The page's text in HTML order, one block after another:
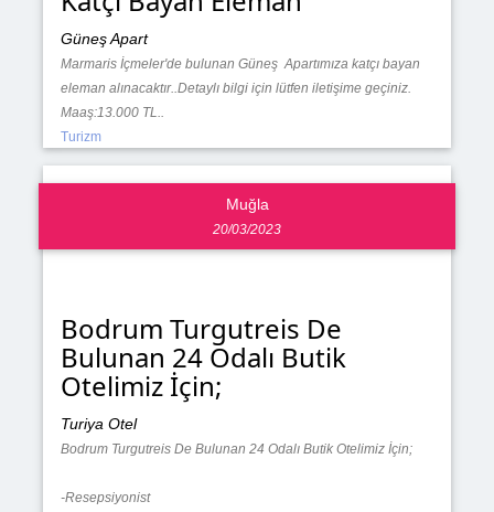
Güneş Apart
Marmaris İçmeler'de bulunan Güneş Apartımıza katçı bayan
eleman alınacaktır..Detaylı bilgi için lütfen iletişime geçiniz.
Maaş:13.000 TL..
Turizm
Muğla
20/03/2023
Bodrum Turgutreis De
Bulunan 24 Odalı Butik
Otelimiz İçin;
Turiya Otel
Bodrum Turgutreis De Bulunan 24 Odalı Butik Otelimiz İçin;
-Resepsiyonist